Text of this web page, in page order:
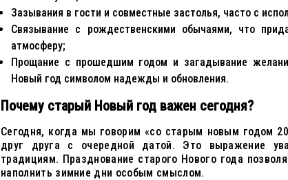
Зазывания в гости и совместные застолья, часто с
Связывание с рождественскими обычаями, что
атмосферу;
Прощание с прошедшим годом и загадывание
Новый год символом надежды и обновления.
Почему старый Новый год важен сегодня?
Сегодня, когда мы говорим «со старым новым годом
друг друга с очередной датой. Это выражение
традициям. Празднование старого Нового года
наполнить зимние дни особым смыслом.